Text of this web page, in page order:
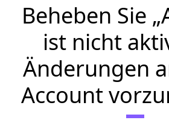
Beheben Sie
ist nicht
Änderungen
Account